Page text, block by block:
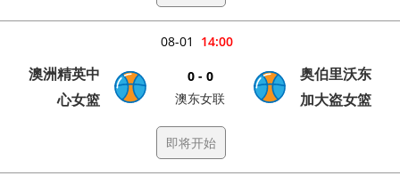
14:00
08-01
澳洲精英中
心女篮
0 - 0
澳东女联
奥伯里沃东
加大盗女篮
即将开始